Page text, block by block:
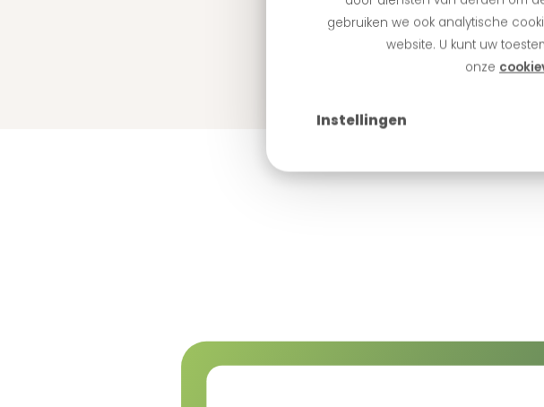
gebruiken we ook analytische
website. U kunt uw
onze
Instellingen